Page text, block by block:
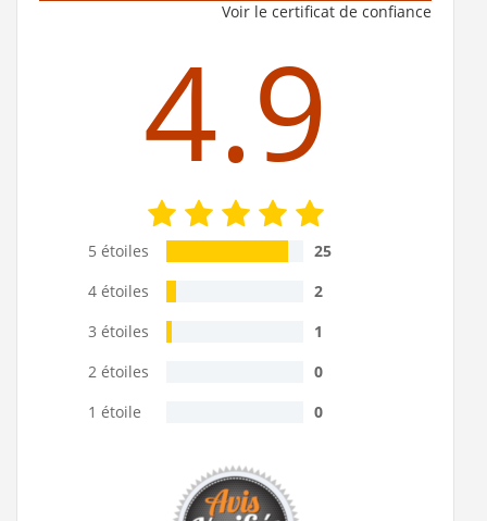
Voir le certificat de confiance
4.9
5 étoiles
25
4 étoiles
2
3 étoiles
1
2 étoiles
0
1 étoile
0